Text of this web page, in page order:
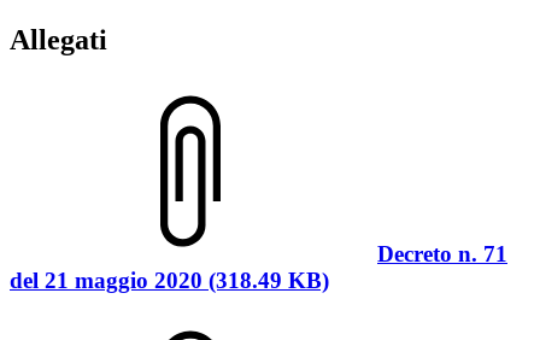
Allegati
Decreto n. 71
del 21 maggio 2020 (318.49 KB)